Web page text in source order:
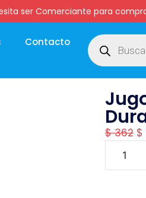
ser Comerciante para
Contacto
$362 $